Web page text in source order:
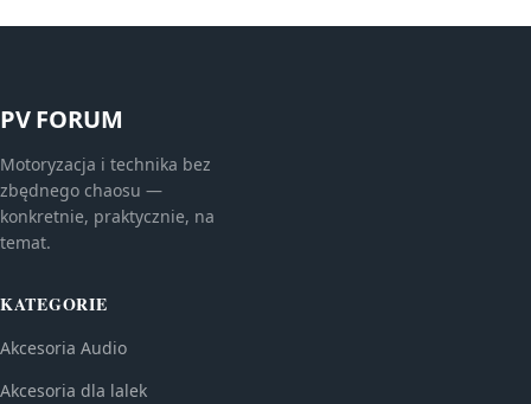
PV FORUM
Motoryzacja i technika bez
zbędnego chaosu —
konkretnie, praktycznie, na
temat.
KATEGORIE
Akcesoria Audio
Akcesoria dla lalek